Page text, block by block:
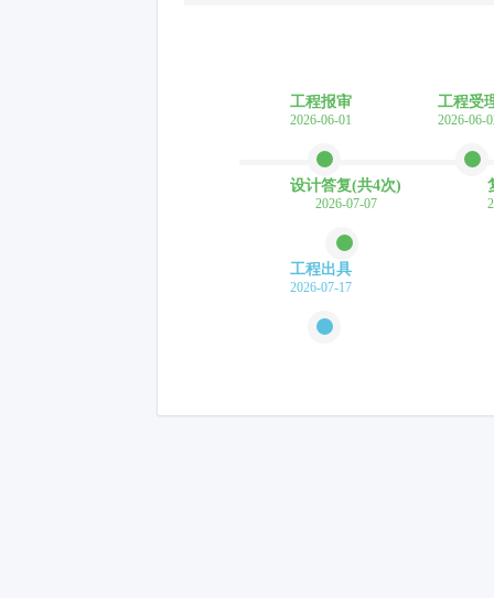
工程报审
2026-06-01
工程受
2026-06-
设计答复(共4次)
2026-07-07
工程出具
2026-07-17